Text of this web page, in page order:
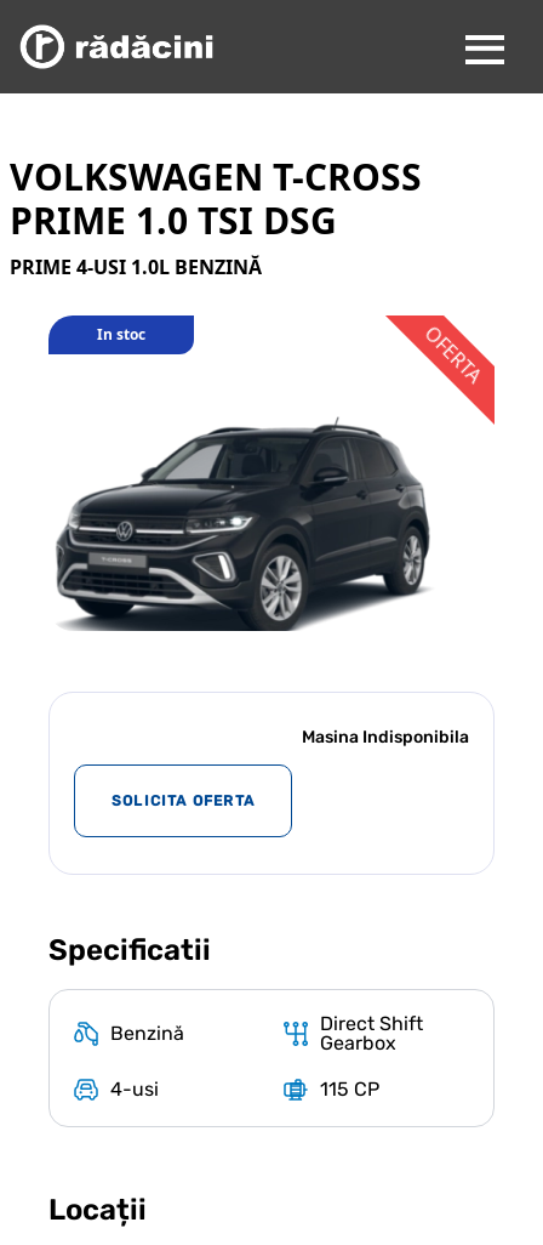
VOLKSWAGEN T-CROSS
PRIME 1.0 TSI DSG
PRIME 4-USI 1.0L BENZINĂ
In stoc
Masina Indisponibila
SOLICITA OFERTA
Specificatii
Benzină
Direct Shift
Gearbox
4-usi
115 CP
Locații